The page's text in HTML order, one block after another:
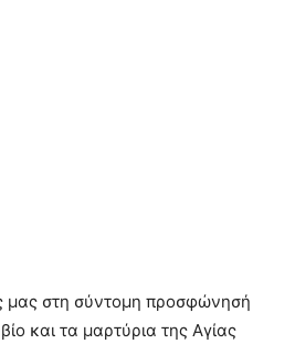
μας στη σύντομη προσφώνησή
και τα μαρτύρια της Αγίας